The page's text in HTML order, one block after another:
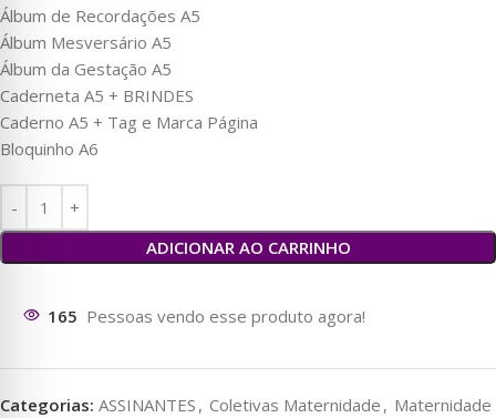
Álbum de Recordações A5
Álbum Mesversário A5
Álbum da Gestação A5
Caderneta A5 + BRINDES
Caderno A5 + Tag e Marca Página
Bloquinho A6
ADICIONAR AO CARRINHO
166 Pessoas vendo esse produto agora!
Categorias: ASSINANTES , Coletivas Maternidade , Maternidade